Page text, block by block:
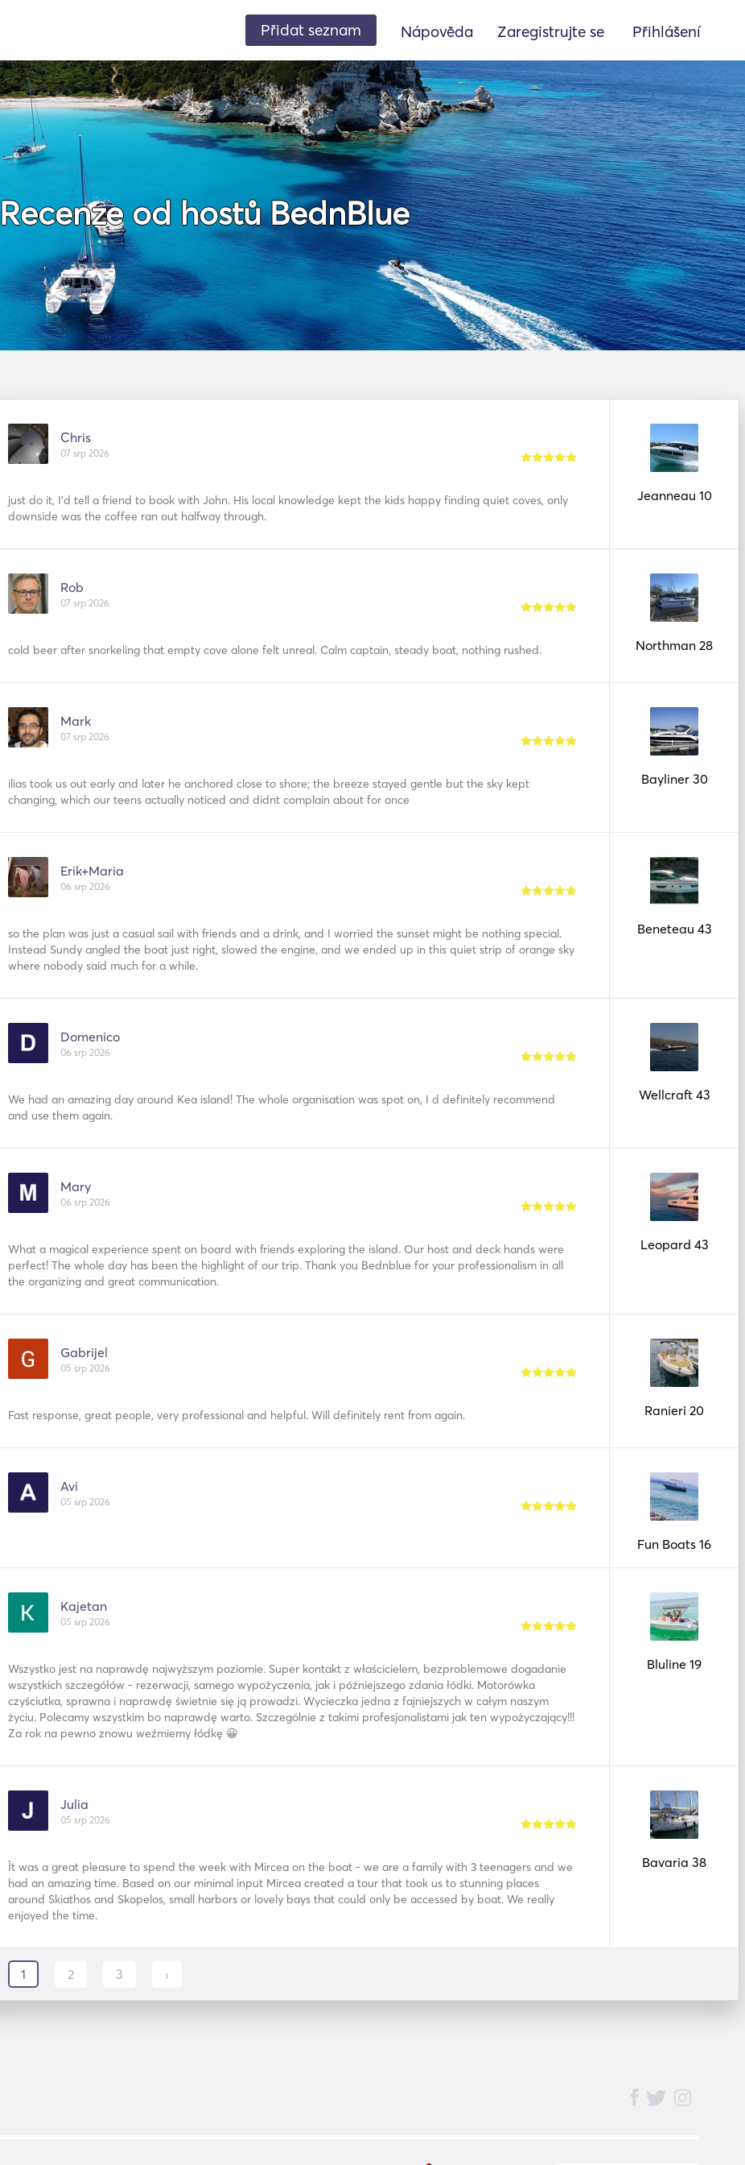
Přidat seznam Nápověda Zaregistrujte se Přihlášení
Recenze od hostů BednBlue
Chris
07 srp 2026
just do it, I’d tell a friend to book with John. His local knowledge kept the kids happy finding quiet coves, only
downside was the coffee ran out halfway through.
Jeanneau 10
Rob
07 srp 2026
cold beer after snorkeling that empty cove alone felt unreal. Calm captain, steady boat, nothing rushed. Northman 28
Mark
07 srp 2026
ilias took us out early and later he anchored close to shore; the breeze stayed gentle but the sky kept
changing, which our teens actually noticed and didnt complain about for once
Bayliner 30
Erik+Maria
06 srp 2026
so the plan was just a casual sail with friends and a drink, and I worried the sunset might be nothing special.
Instead Sundy angled the boat just right, slowed the engine, and we ended up in this quiet strip of orange sky
where nobody said much for a while.
Beneteau 43
Domenico
06 srp 2026
We had an amazing day around Kea island! The whole organisation was spot on, I d definitely recommend
and use them again.
Wellcraft 43
Mary
06 srp 2026
What a magical experience spent on board with friends exploring the island. Our host and deck hands were
perfect! The whole day has been the highlight of our trip. Thank you Bednblue for your professionalism in all
the organizing and great communication.
Leopard 43
Gabrijel
05 srp 2026
Fast response, great people, very professional and helpful. Will definitely rent from again. Ranieri 20
Avi
05 srp 2026
Fun Boats 16
Kajetan
05 srp 2026
Wszystko jest na naprawdę najwyższym poziomie. Super kontakt z właścicielem, bezproblemowe dogadanie
wszystkich szczegółów - rezerwacji, samego wypożyczenia, jak i późniejszego zdania łódki. Motorówka
czyściutka, sprawna i naprawdę świetnie się ją prowadzi. Wycieczka jedna z fajniejszych w całym naszym
życiu. Polecamy wszystkim bo naprawdę warto. Szczególnie z takimi profesjonalistami jak ten wypożyczający!!!
Za rok na pewno znowu weźmiemy łódkę 😀
Bluline 19
Julia
05 srp 2026
Ît was a great pleasure to spend the week with Mircea on the boat - we are a family with 3 teenagers and we
had an amazing time. Based on our minimal input Mircea created a tour that took us to stunning places
around Skiathos and Skopelos, small harbors or lovely bays that could only be accessed by boat. We really
enjoyed the time.
Bavaria 38
1 2 3 ›